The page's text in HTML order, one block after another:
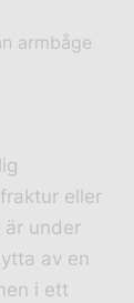
armbåge
eller
är under
av en
i ett